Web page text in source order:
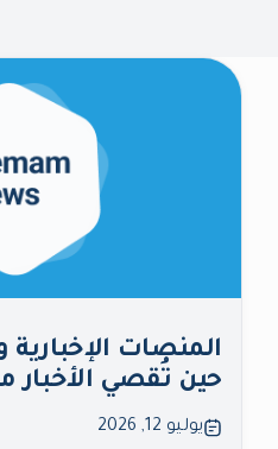
المنصات
حين تُقصي الأخبار
يوليو 12, 2026